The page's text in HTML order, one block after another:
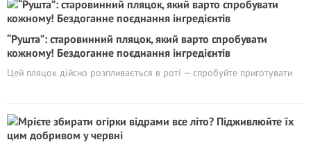
“Рушта”: старовинний пляцок, який варто спробувати
кожному! Бездоганне поєднання інгредієнтів
Цей пляцок дійсно розпливається в роті — спробуйте приготувати